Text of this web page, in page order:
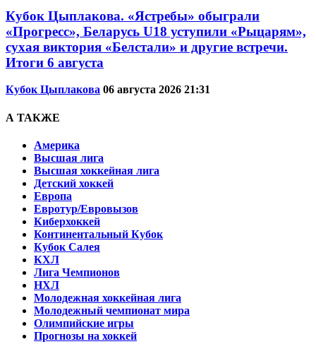
Кубок Цыплакова. «Ястребы» обыграли
«Прогресс», Беларусь U18 уступили «Рыцарям»,
сухая виктория «Белстали» и другие встречи.
Итоги 6 августа
Кубок Цыплакова 06 августа 2026 21:31
А ТАКЖЕ
Америка
Высшая лига
Высшая хоккейная лига
Детский хоккей
Европа
Евротур/Евровызов
Киберхоккей
Континентальный Кубок
Кубок Салея
КХЛ
Лига Чемпионов
НХЛ
Молодежная хоккейная лига
Молодежный чемпионат мира
Олимпийские игры
Прогнозы на хоккей